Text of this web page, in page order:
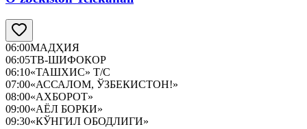
06:00МАДҲИЯ
06:05ТВ-ШИФОКОР
06:10«ТАШХИС» Т/С
07:00«АССАЛОМ, ЎЗБЕКИСТОН!»
08:00«АХБОРОТ»
09:00«АЁЛ БОРКИ»
09:30«КЎНГИЛ ОБОДЛИГИ»